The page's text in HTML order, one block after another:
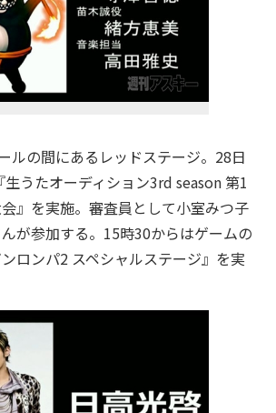
ルの間にあるレッドステージ。28日
うたオーディション3rd season 第1
』を実施。審査員として小室みつ子
が参加する。15時30からはゲームの
ンロンパ2 スペシャルステージ』を実